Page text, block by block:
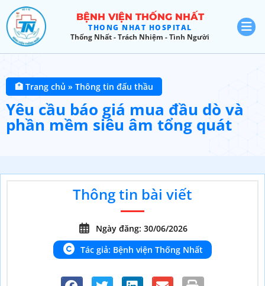
BỆNH VIỆN THỐNG NHẤT
THONG NHAT HOSPITAL
Thống Nhất - Trách Nhiệm - Tình Người
🏥 Trang chủ » Thông tin đấu thầu
Yêu cầu báo giá mua đầu dò và
phần mềm siêu âm tổng quát
Thông tin bài viết
Ngày đăng: 30/06/2026
Tác giả: Bệnh viện Thống Nhất